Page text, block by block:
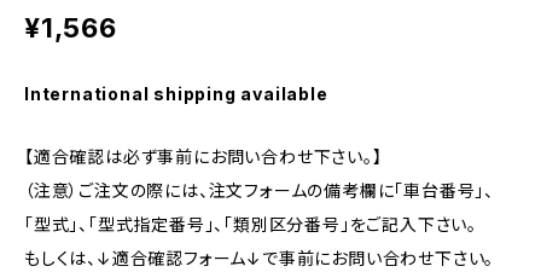
¥1,566
International shipping available
【適合確認は必ず事前にお問い合わせ下さい。】
（注意）ご注文の際には、注文フォームの備考欄に「車台番号」、
「型式」、「型式指定番号」、「類別区分番号」をご記入下さい。
もしくは、↓適合確認フォーム↓で事前にお問い合わせ下さい。